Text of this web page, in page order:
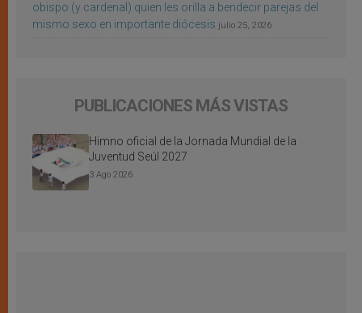
obispo (y cardenal) quien les orilla a bendecir parejas del
mismo sexo en importante diócesis julio 25, 2026
PUBLICACIONES MÁS VISTAS
Himno oficial de la Jornada Mundial de la
Juventud Seúl 2027
3 Ago 2026